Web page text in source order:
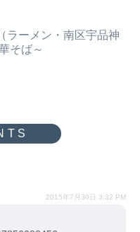
ラーメン・南区宇品神
そば～
2015年7月30日 3:32 PM